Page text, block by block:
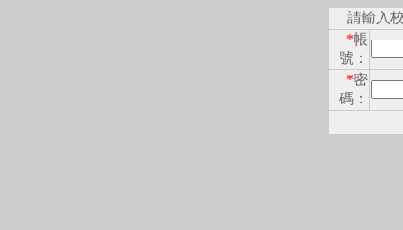
請輸入
*帳
號：
*密
碼：